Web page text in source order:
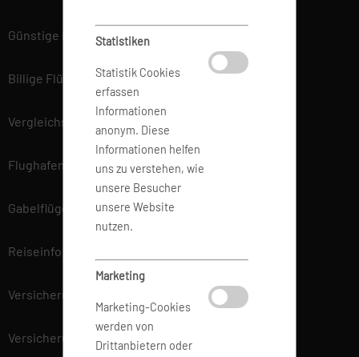
Statistiken
Statistik Cookies
erfassen
Informationen
anonym. Diese
Informationen helfen
uns zu verstehen, wie
unsere Besucher
unsere Website
nutzen.
Marketing
Marketing-Cookies
werden von
Drittanbietern oder
Günstige Flüge
Billige Flüge
Vergleichsportal
Flughafen Informationen
Gabelflüge
Reiseinfo
Versicherung
Versicherungsvertrag widerrufen